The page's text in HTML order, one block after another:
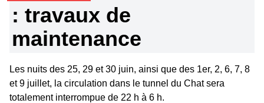
: travaux de
maintenance
Les nuits des 25, 29 et 30 juin, ainsi que des 1er, 2, 6, 7, 8
et 9 juillet, la circulation dans le tunnel du Chat sera
totalement interrompue de 22 h à 6 h.